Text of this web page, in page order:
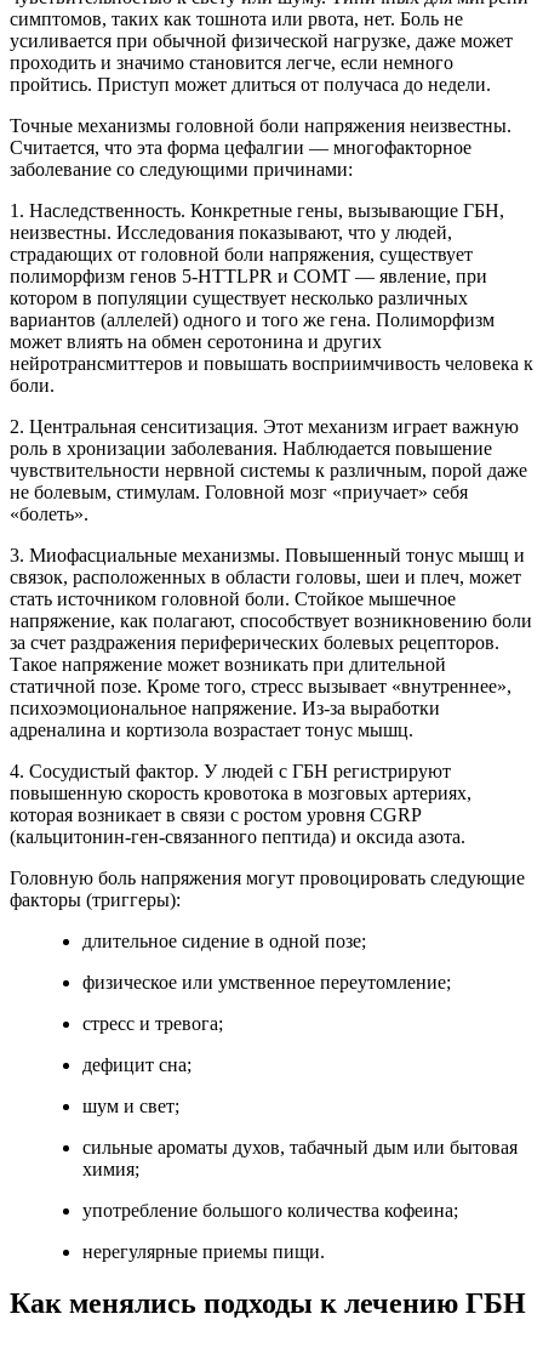
симптомов, таких как тошнота или рвота, нет. Боль не
усиливается при обычной физической нагрузке, даже может
проходить и значимо становится легче, если немного
пройтись. Приступ может длиться от получаса до недели.
Точные механизмы головной боли напряжения неизвестны.
Считается, что эта форма цефалгии — многофакторное
заболевание со следующими причинами:
1. Наследственность. Конкретные гены, вызывающие ГБН,
неизвестны. Исследования показывают, что у людей,
страдающих от головной боли напряжения, существует
полиморфизм генов 5-HTTLPR и COMT — явление, при
котором в популяции существует несколько различных
вариантов (аллелей) одного и того же гена. Полиморфизм
может влиять на обмен серотонина и других
нейротрансмиттеров и повышать восприимчивость человека к
боли.
2. Центральная сенситизация. Этот механизм играет важную
роль в хронизации заболевания. Наблюдается повышение
чувствительности нервной системы к различным, порой даже
не болевым, стимулам. Головной мозг «приучает» себя
«болеть».
3. Миофасциальные механизмы. Повышенный тонус мышц и
связок, расположенных в области головы, шеи и плеч, может
стать источником головной боли. Стойкое мышечное
напряжение, как полагают, способствует возникновению боли
за счет раздражения периферических болевых рецепторов.
Такое напряжение может возникать при длительной
статичной позе. Кроме того, стресс вызывает «внутреннее»,
психоэмоциональное напряжение. Из-за выработки
адреналина и кортизола возрастает тонус мышц.
4. Сосудистый фактор. У людей с ГБН регистрируют
повышенную скорость кровотока в мозговых артериях,
которая возникает в связи с ростом уровня CGRP
(кальцитонин-ген-связанного пептида) и оксида азота.
Головную боль напряжения могут провоцировать следующие
факторы (триггеры):
длительное сидение в одной позе;
физическое или умственное переутомление;
стресс и тревога;
дефицит сна;
шум и свет;
сильные ароматы духов, табачный дым или бытовая
химия;
употребление большого количества кофеина;
нерегулярные приемы пищи.
Как менялись подходы к лечению ГБН